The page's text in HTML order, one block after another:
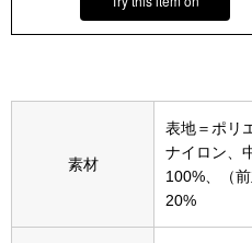
Miss Kyouko／ミスキョウコ
ランド
素材
表地＝ポリ
ナイロン、
100%、（
20%